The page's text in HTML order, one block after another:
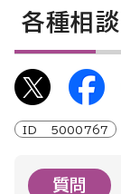
各種相談
ID 5000767
質問